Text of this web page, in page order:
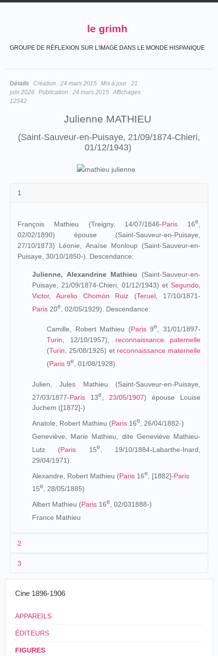
le grimh
GROUPE DE RÉFLEXION SUR L'IMAGE DANS LE MONDE HISPANIQUE
Détails Création : 24 mars 2015 Mis à jour : 21
juin 2026 Publication : 24 mars 2015 Affichages :
12542
Julienne MATHIEU
(Saint-Sauveur-en-Puisaye, 21/09/1874-Chieri,
01/12/1943)
1
François Mathieu (Treigny, 14/07/1846-Paris 16e
02/02/1890) épouse (Saint-Sauveur-en-Puisaye,
27/10/1873) Léonie, Anaïse Monloup (Saint-Sauveur-en-
Puisaye, 30/10/1850-). Descendance:
Julienne, Alexandrine Mathieu (Saint-Sauveur-en-
Puisaye, 21/09/1874-Chieri, 01/12/1943) et Segundo,
Victor, Aurelio Chomón Ruiz (Teruel, 17/10/1871-
Paris 20e , 02/05/1929). Descendance:
Camille, Robert Mathieu (Paris9e
, 31/01/1897-
Turin , 12/10/1957), reconnaissance paternelle
(Turin , 25/08/1925) et reconnaissance maternelle
(Paris 9e , 01/08/1928)
Julien, Jules Mathieu (Saint-Sauveur-en-Puisaye,
27/03/1877-Paris 13e 23/05/1907) épouse Louise
Juchem ([1872]-)
Anatole, Robert Mathieu (Paris 16e
, 26/04/1882-)
Geneviève, Marie Mathieu, dite Geneviève Mathieu-
Lutz (Paris 15e
, 19/10/1884-Labarthe-Inard,
29/04/1971).
Alexandre, Robert Mathieu (Paris 16e , [1882]-Paris
15e
, 28/05/1885)
Albert Mathieu (Paris 16e
, 02/031888-)
France Mathieu
2
Le père, François Mathieu exerce la profession de
maréchal à Saint-Sauveur-en-Puisaye où il épouse Léonie,
Anaïse Monloup. Le couple a deux enfants, Julienne
Alexandrine et Julien, Jules Mathieu, et décide d'aller
3
1896
Cine 1896-1906
APPAREILS
ÉDITEURS
FIGURES